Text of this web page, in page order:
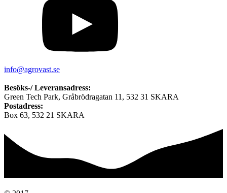
info@agrovast.se
Besöks-/ Leveransadress:
Green Tech Park, Gråbrödragatan 11, 532 31 SKARA
Postadress:
Box 63, 532 21 SKARA